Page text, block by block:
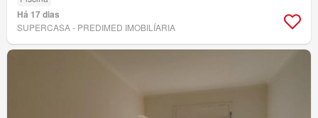
Há 17 dias
SUPERCASA - PREDIMED IMOBILÍARIA